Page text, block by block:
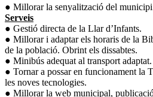
● Millorar la senyalització del
Serveis
● Gestió directa de la Llar d’Infants.
● Millorar i adaptar els horaris de la
de la població. Obrint els dissabtes.
● Minibús adequat al transport adaptat.
● Tornar a possar en funcionament la
les noves tecnologies.
● Millorar la web municipal,